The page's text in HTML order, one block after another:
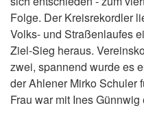
Folge. Der Kreisrekordler
Volks- und Straßenlaufes
Ziel-Sieg heraus.
zwei, spannend wurde es
der Ahlener Mirko Schuler
Frau war mit Ines